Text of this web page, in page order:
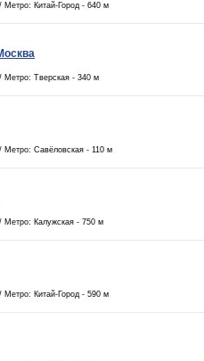
/ Метро: Китай-Город - 640 м
/ Метро: Тверская - 340 м
/ Метро: Савёловская - 110 м
/ Метро: Калужская - 750 м
/ Метро: Китай-Город - 590 м